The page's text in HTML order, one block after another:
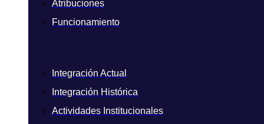
Atribuciones
Funcionamiento
Integración Actual
Integración Histórica
Actividades Institucionales